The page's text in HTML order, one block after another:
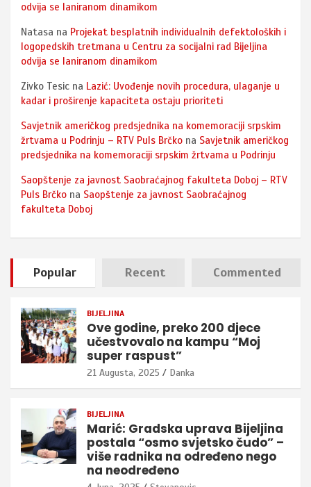
odvija se laniranom dinamikom
Natasa na Projekat besplatnih individualnih defektoloških i
logopedskih tretmana u Centru za socijalni rad Bijeljina
odvija se laniranom dinamikom
Zivko Tesic na Lazić: Uvođenje novih procedura, ulaganje u
kadar i proširenje kapaciteta ostaju prioriteti
Savjetnik američkog predsjednika na komemoraciji srpskim
žrtvama u Podrinju – RTV Puls Brčko na Savjetnik američkog
predsjednika na komemoraciji srpskim žrtvama u Podrinju
Saopštenje za javnost Saobraćajnog fakulteta Doboj – RTV
Puls Brčko na Saopštenje za javnost Saobraćajnog
fakulteta Doboj
Popular Recent Commented
BIJELJINA
Ove godine, preko 200 djece
učestvovalo na kampu “Moj
super raspust”
21 Augusta, 2025 Danka
BIJELJINA
Marić: Gradska uprava Bijeljina
postala “osmo svjetsko čudo” –
više radnika na određeno nego
na neodređeno